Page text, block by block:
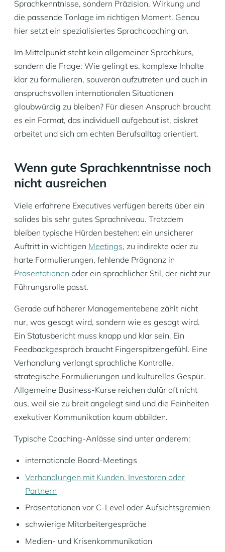
Sprachkenntnisse, sondern Präzision, Wirkung und
die passende Tonlage im richtigen Moment. Genau
hier setzt ein spezialisiertes Sprachcoaching an.
Im Mittelpunkt steht kein allgemeiner Sprachkurs,
sondern die Frage: Wie gelingt es, komplexe Inhalte
klar zu formulieren, souverän aufzutreten und auch in
anspruchsvollen internationalen Situationen
glaubwürdig zu bleiben? Für diesen Anspruch braucht
es ein Format, das individuell aufgebaut ist, diskret
arbeitet und sich am echten Berufsalltag orientiert.
Wenn gute Sprachkenntnisse noch
nicht ausreichen
Viele erfahrene Executives verfügen bereits über ein
solides bis sehr gutes Sprachniveau. Trotzdem
bleiben typische Hürden bestehen: ein unsicherer
Auftritt in wichtigen Meetings, zu indirekte oder zu
harte Formulierungen, fehlende Prägnanz in
Präsentationen oder ein sprachlicher Stil, der nicht zur
Führungsrolle passt.
Gerade auf höherer Managementebene zählt nicht
nur, was gesagt wird, sondern wie es gesagt wird.
Ein Statusbericht muss knapp und klar sein. Ein
Feedbackgespräch braucht Fingerspitzengefühl. Eine
Verhandlung verlangt sprachliche Kontrolle,
strategische Formulierungen und kulturelles Gespür.
Allgemeine Business-Kurse reichen dafür oft nicht
aus, weil sie zu breit angelegt sind und die Feinheiten
exekutiver Kommunikation kaum abbilden.
Typische Coaching-Anlässe sind unter anderem:
internationale Board-Meetings
Verhandlungen mit Kunden, Investoren oder
Partnern
Präsentationen vor C-Level oder Aufsichtsgremien
schwierige Mitarbeitergespräche
Medien- und Krisenkommunikation